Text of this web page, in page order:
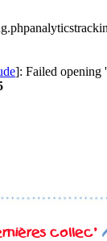
]: Failed opening
collec'